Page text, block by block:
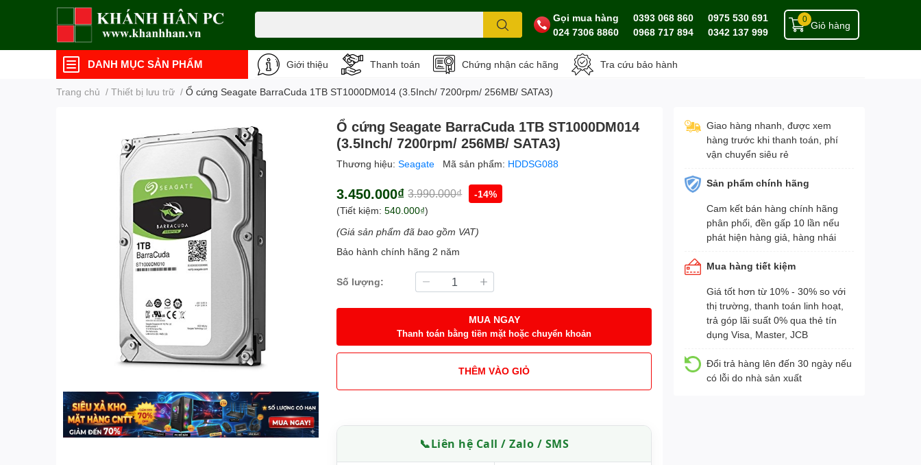
Gọi mua hàng
024 7306 8860
0393 068 860
0968 717 894
0975 530 691
0342 137 999
Giỏ hàng
0
DANH MỤC SẢN PHẨM Giới thiệu Thanh toán Chứng nhận các hãng Tra cứu bảo hành
Trang chủ / Thiết bị lưu trữ / Ổ cứng Seagate BarraCuda 1TB ST1000DM014 (3.5Inch/ 7200rpm/ 256MB/ SATA3)
Ổ cứng Seagate BarraCuda 1TB ST1000DM014
(3.5Inch/ 7200rpm/ 256MB/ SATA3)
Thương hiệu:Seagate Mã sản phẩm: HDDSG088
3.450.000₫ 3.990.000₫
-14%
(Tiết kiệm:540.000₫)
(Giá sản phẩm đã bao gồm VAT)
Bảo hành chính hãng 2 năm
Số lượng:
MUA NGAY
Thanh toán bằng tiền mặt hoặc chuyển khoản
THÊM VÀO GIỎ
📞Liên hệ Call / Zalo / SMS
Giao hàng nhanh, được xem
hàng trước khi thanh toán, phí
vận chuyển siêu rẻ
Sản phẩm chính hãng
Cam kết bán hàng chính hãng
phân phối, đền gấp 10 lần nếu
phát hiện hàng giả, hàng nhái
Mua hàng tiết kiệm
Giá tốt hơn từ 10% - 30% so với
thị trường, thanh toán linh hoạt,
trả góp lãi suất 0% qua thẻ tín
dụng Visa, Master, JCB
Đổi trả hàng lên đến 30 ngày nếu
có lỗi do nhà sản xuất